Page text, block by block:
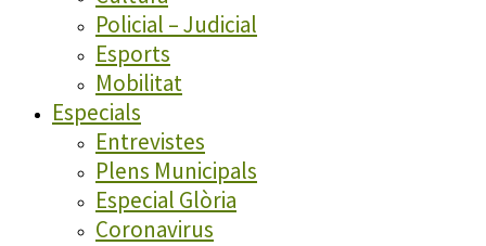
Policial – Judicial
Esports
Mobilitat
Especials
Entrevistes
Plens Municipals
Especial Glòria
Coronavirus